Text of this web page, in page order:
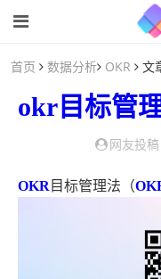
首页 数据分析 OKR 文
okr目标管
网友投稿
OKR 目标管理法（